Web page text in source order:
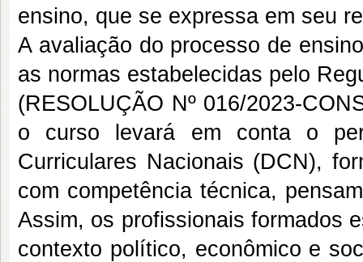
ensino, que se expressa em seu
A avaliação do processo de
as normas estabelecidas pelo
(RESOLUÇÃO Nº 016/2023-
o curso levará em conta o
Curriculares Nacionais (DCN),
com competência técnica,
Assim, os profissionais formados
contexto político, econômico e